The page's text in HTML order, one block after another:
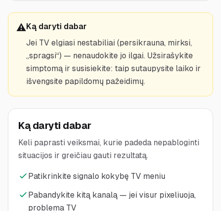
⚠️Ką daryti dabar
Jei TV elgiasi nestabiliai (persikrauna, mirksi,
„spragsi“) — nenaudokite jo ilgai. Užsirašykite
simptomą ir susisiekite: taip sutaupysite laiko ir
išvengsite papildomų pažeidimų.
Ką daryti dabar
Keli paprasti veiksmai, kurie padeda nepabloginti
situacijos ir greičiau gauti rezultatą.
Patikrinkite signalo kokybę TV meniu
Pabandykite kitą kanalą — jei visur pixeliuoja,
problema TV